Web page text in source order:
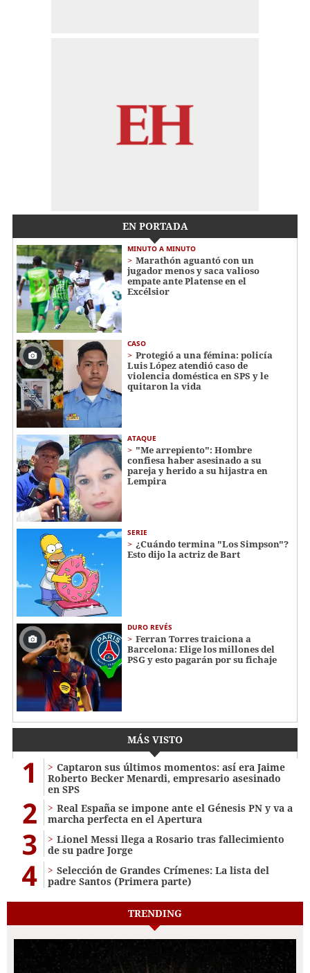
EN PORTADA
MINUTO A MINUTO
Marathón aguantó con un
jugador menos y saca valioso
empate ante Platense en el
Excélsior
CASO
Protegió a una fémina: policía
Luis López atendió caso de
violencia doméstica en SPS y le
quitaron la vida
ATAQUE
"Me arrepiento": Hombre
confiesa haber asesinado a su
pareja y herido a su hijastra en
Lempira
SERIE
¿Cuándo termina "Los Simpson"?
Esto dijo la actriz de Bart
DURO REVÉS
Ferran Torres traiciona a
Barcelona: Elige los millones del
PSG y esto pagarán por su fichaje
MÁS VISTO
1
Captaron sus últimos momentos: así era Jaime
Roberto Becker Menardi​​​, empresario asesinado
en SPS
2
Real España se impone ante el Génesis PN y va a
marcha perfecta en el Apertura
3
Lionel Messi llega a Rosario tras fallecimiento
de su padre Jorge
4
Selección de Grandes Crímenes: La lista del
padre Santos (Primera parte)
TRENDING